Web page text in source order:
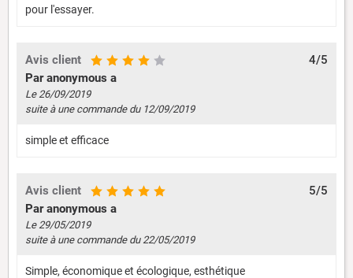
pour l'essayer.
Avis client
4/5
Par anonymous a
Le 26/09/2019
suite à une commande du 12/09/2019
simple et efficace
Avis client
5/5
Par anonymous a
Le 29/05/2019
suite à une commande du 22/05/2019
Simple, économique et écologique, esthétique